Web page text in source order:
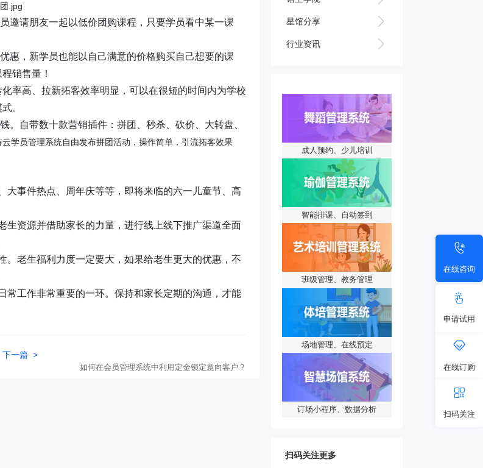
邀请朋友一起以低价团购课程，只要学员看中某一课
惠，新学员也能以自己满意的价格购买自己想要的课
销售量！
率高、拉新拓客效率明显，可以在很短的时间内为学校
。
自带数十款营销插件：拼团、秒杀、砍价、大转盘、
学员管理系统自由发布拼团活动，操作简单，引流拓客效果
大事件热点、周年庆等等，即将来临的六一儿童节、高
生资源并借助家长的力量，进行线上线下推广渠道全面
。老生福利力度一定要大，如果给老生更大的优惠，不
常工作非常重要的一环。保持和家长定期的沟通，才能
下一篇 >
如何在会员管理系统中利用定金锁定意向客户？
星馆分享
行业资讯
成人预约、少儿培训
智能排课、自动签到
班级管理、教务管理
场地管理、在线预定
订场小程序、数据分析
扫码关注更多
在线咨询
申请试用
在线订购
扫码关注